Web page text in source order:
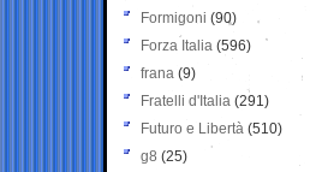
Formigoni (90)
Forza Italia (596)
frana (9)
Fratelli d'Italia (291)
Futuro e Libertà (510)
g8 (25)